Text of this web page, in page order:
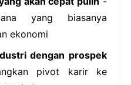
yang biasanya
ekonomi
dengan prospek
pivot karir ke